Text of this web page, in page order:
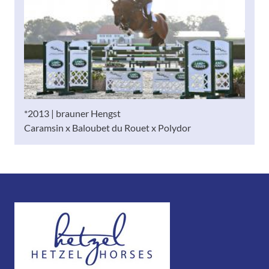
*2013 | brauner Hengst
Caramsin x Baloubet du Rouet x Polydor